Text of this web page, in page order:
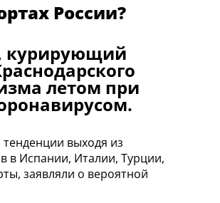
России?
курирующий
летом при
выходя из
в Испании, Италии, Турции,
заявляли о вероятной